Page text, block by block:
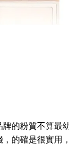
的粉質不算最
的確是很實用